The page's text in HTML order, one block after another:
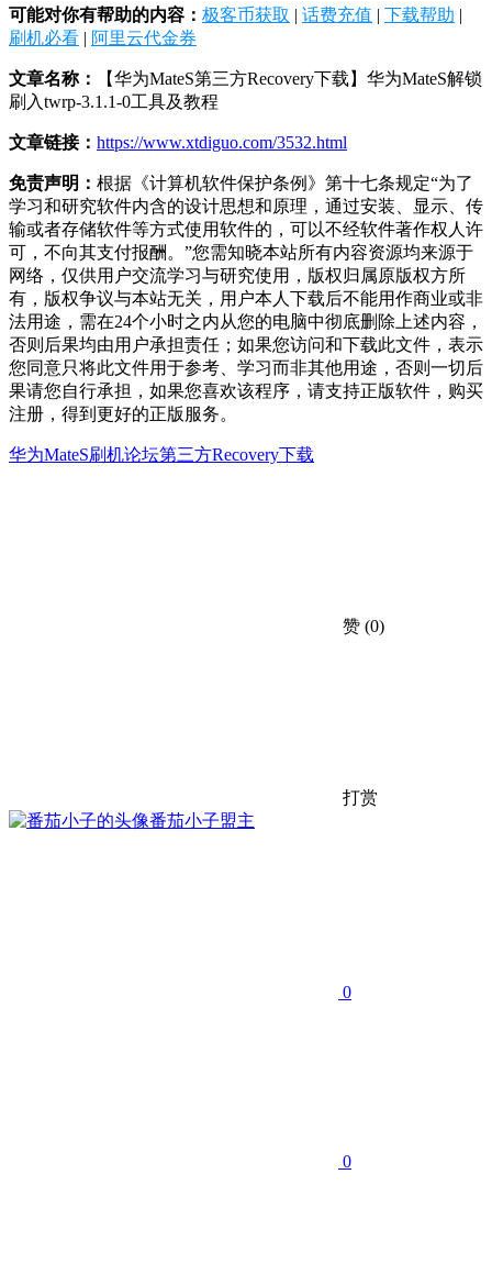
可能对你有帮助的内容： 极客币获取 | 话费充值 | 下载帮助 |
刷机必看 | 阿里云代金券
文章名称：
【华为MateS第三方Recovery下载】华为MateS解锁
刷入twrp-3.1.1-0工具及教程
文章链接： https://www.xtdiguo.com/3532.html
免责声明： 根据《计算机软件保护条例》第十七条规定“为了
学习和研究软件内含的设计思想和原理，通过安装、显示、传
输或者存储软件等方式使用软件的，可以不经软件著作权人许
可，不向其支付报酬。”您需知晓本站所有内容资源均来源于
网络，仅供用户交流学习与研究使用，版权归属原版权方所
有，版权争议与本站无关，用户本人下载后不能用作商业或非
法用途，需在24个小时之内从您的电脑中彻底删除上述内容，
否则后果均由用户承担责任；如果您访问和下载此文件，表示
您同意只将此文件用于参考、学习而非其他用途，否则一切后
果请您自行承担，如果您喜欢该程序，请支持正版软件，购买
注册，得到更好的正版服务。
华为MateS刷机论坛第三方Recovery下载
赞 (0)
打赏
番茄小子盟主
0
0